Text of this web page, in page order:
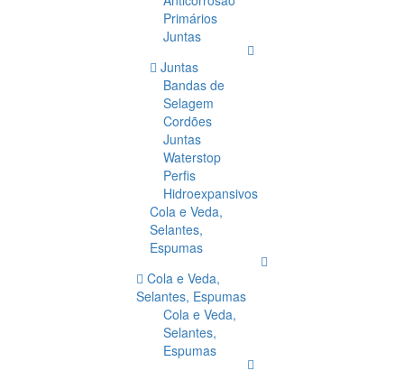
Primários
Juntas
Juntas
Bandas de
Selagem
Cordões
Juntas
Waterstop
Perfis
Hidroexpansivos
Cola e Veda,
Selantes,
Espumas
Cola e Veda,
Selantes, Espumas
Cola e Veda,
Selantes,
Espumas